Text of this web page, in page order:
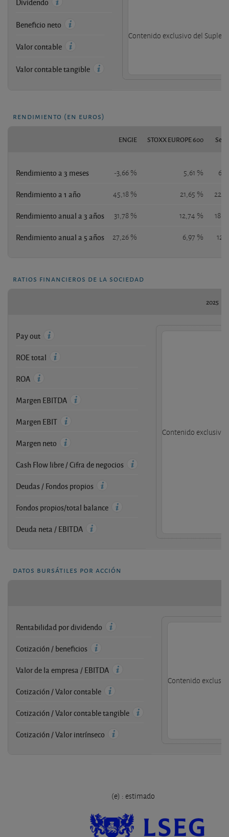
Dividendo
Contenido exclusivo del
Beneficio neto
Valor contable
Valor contable tangible
rendimiento (en euros)
ENGIE STOXX EUROPE 600
Rendimiento a 3 meses -3,66 % 5,61 %
Rendimiento a 1 año 45,18 % 21,65 %
Rendimiento anual a 3 años 31,78 % 12,74 %
Rendimiento anual a 5 años 27,26 % 6,97 %
ratios financieros de la sociedad
2025
Pay out
Contenido exclusivo
ROE total
ROA
Margen EBITDA
Margen EBIT
Margen neto
Cash Flow libre / Cifra de negocios
Deudas / Fondos propios
Fondos propios/total balance
Deuda neta / EBITDA
datos bursátiles por acción
Rentabilidad por dividendo
Contenido
Cotización / beneficios
Valor de la empresa / EBITDA
Cotización / Valor contable
Cotización / Valor contable tangible
Cotización / Valor intrínseco
(e) : estimado